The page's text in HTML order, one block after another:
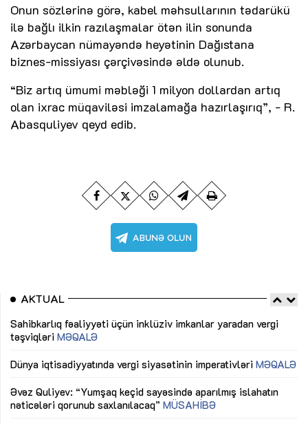
Onun sözlərinə görə, kabel məhsullarının tədarükü
ilə bağlı ilkin razılaşmalar ötən ilin sonunda
Azərbaycan nümayəndə heyətinin Dağıstana
biznes-missiyası çərçivəsində əldə olunub.
“Biz artıq ümumi məbləği 1 milyon dollardan artıq
olan ixrac müqaviləsi imzalamağa hazırlaşırıq”, - R.
Abasquliyev qeyd edib.
AKTUAL
Sahibkarlıq fəaliyyəti üçün inklüziv imkanlar yaradan vergi
təşviqləri MƏQALƏ
Dünya iqtisadiyyatında vergi siyasətinin imperativləri MƏQALƏ
Əvəz Quliyev: “Yumşaq keçid sayəsində aparılmış islahatın
nəticələri qorunub saxlanılacaq” MÜSAHİBƏ